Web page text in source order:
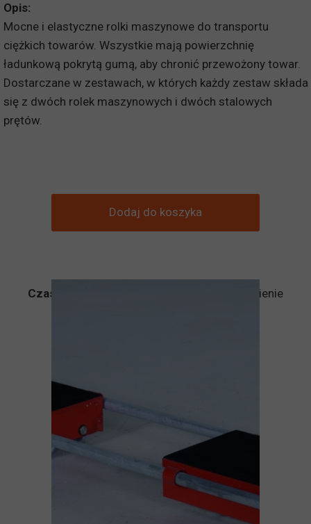
Opis:
Mocne i elastyczne rolki maszynowe do transportu
ciężkich towarów. Wszystkie mają powierzchnię
ładunkową pokrytą gumą, aby chronić przewożony towar.
Dostarczane w zestawach, w których każdy zestaw składa
się z dwóch rolek maszynowych i dwóch stalowych
prętów.
Dodaj do koszyka
Czas dostawy: Produkt dostępny na zamówienie